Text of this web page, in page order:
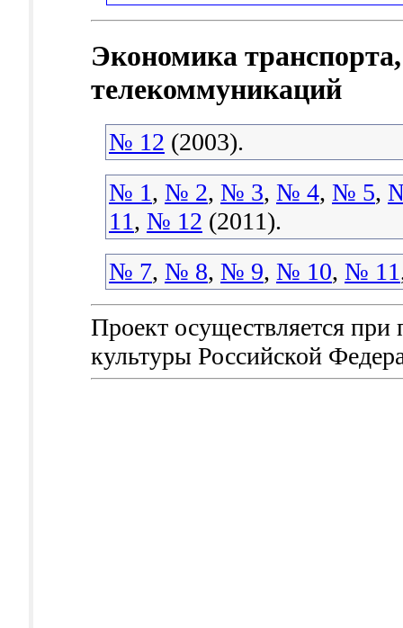
Экономика
телекоммуникаций
№ 12 (2003).
№ 1, № 2, № 3, № 4, № 5,
11, № 12 (2011).
№ 7, № 8, № 9, № 10, № 11
Проект осуществляется
культуры Российской